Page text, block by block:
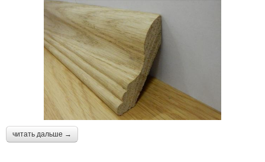
читать дальше →